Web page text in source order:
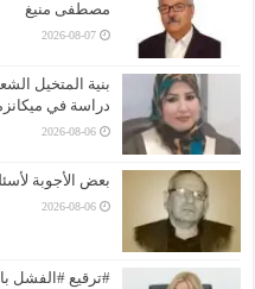
مصطفى منيغ
2026-08-07
بنية المتخيل
دراسة في
2026-08-06
بعض الأجوبة
2026-08-06
#ترقيع #الفشل